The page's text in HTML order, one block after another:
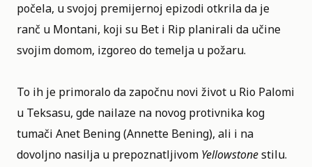
počela, u svojoj premijernoj epizodi otkrila da je
ranč u Montani, koji su Bet i Rip planirali da učine
svojim domom, izgoreo do temelja u požaru.
To ih je primoralo da započnu novi život u Rio Palomi
u Teksasu, gde nailaze na novog protivnika kog
tumači Anet Bening (Annette Bening), ali i na
dovoljno nasilja u prepoznatljivom Yellowstonestilu.